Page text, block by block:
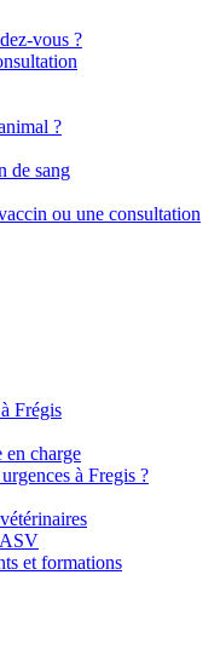
vous ?
?
de sang
ou une consultation
Frégis
en charge
à Fregis ?
ASV
et formations